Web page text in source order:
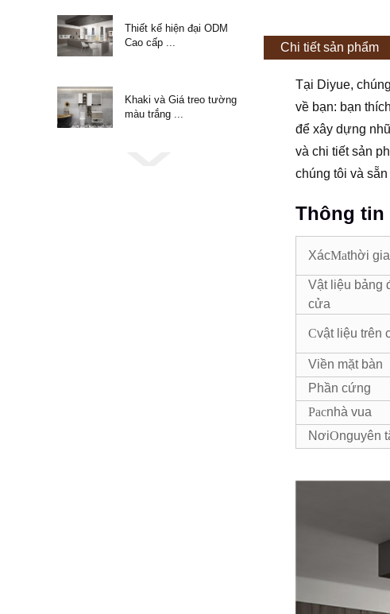
Thiết kế hiện đại ODM
Cao cấp ...
Khaki và Giá treo tường
màu trắng ...
Chi tiết sản phẩm
Tại Diyue,
về bạn: bạn
để xây dựng
và chi tiết sản
chúng tôi và
Thông tin
XácMathời
Vật liệu bảng
cửa
Cvật liệu trên
Viền mặt bàn
Phần cứng
Pacnhà vua
NơiOnguyên